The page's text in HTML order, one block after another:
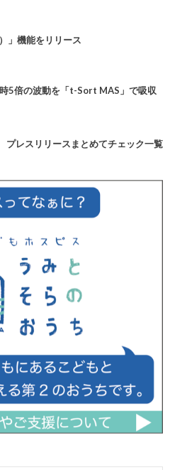
」機能をリリース
5倍の波動を「t-Sort MAS」で吸収
プレスリリースまとめてチェック一覧